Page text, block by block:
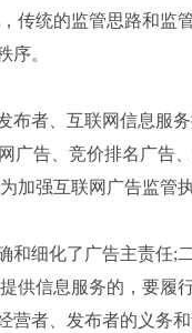
传统的监管思路和监
序。
、互联网信息服务
广告、竞价排名广告
强互联网广告监管
细化了广告主责任;
信息服务的，要履
者、发布者的义务和